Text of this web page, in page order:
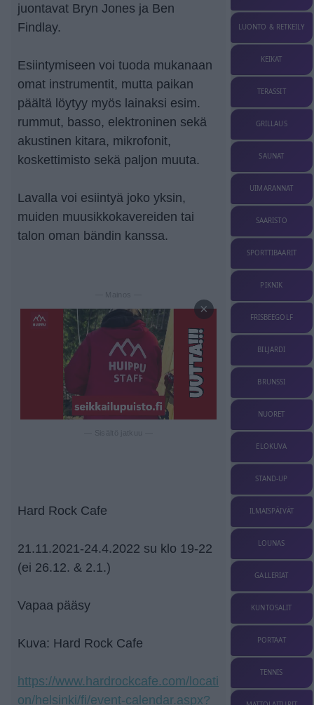
juontavat Bryn Jones ja Ben
Findlay.
Esiintymiseen voi tuoda mukanaan
omat instrumentit, mutta paikan
päältä löytyy myös lainaksi esim.
rummut, basso, elektroninen sekä
akustinen kitara, mikrofonit,
koskettimisto sekä paljon muuta.
Lavalla voi esiintyä joko yksin,
muiden muusikkokavereiden tai
talon oman bändin kanssa.
— Mainos —
×
Hard Rock Cafe
21.11.2021-24.4.2022 su klo 19-22
(ei 26.12. & 2.1.)
Vapaa pääsy
Kuva: Hard Rock Cafe
https://www.hardrockcafe.com/locati
on/helsinki/fi/event-calendar.aspx?
LUONTO & RETKEILY
KEIKAT
TERASSIT
GRILLAUS
SAUNAT
UIMARANNAT
SAARISTO
SPORTTIBAARIT
PIKNIK
FRISBEEGOLF
BILJARDI
BRUNSSI
NUORET
ELOKUVA
STAND-UP
ILMAISPÄIVÄT
LOUNAS
GALLERIAT
KUNTOSALIT
PORTAAT
TENNIS